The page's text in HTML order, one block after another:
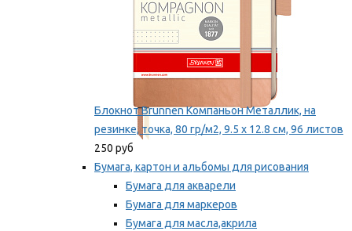
Блокнот Brunnen Компаньон Металлик, на
резинке, точка, 80 гр/м2, 9.5 х 12.8 см, 96 листов
250 руб
Бумага, картон и альбомы для рисования
Бумага для акварели
Бумага для маркеров
Бумага для масла,акрила